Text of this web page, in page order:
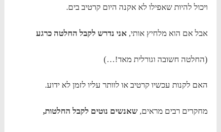
ויכול להיות שאפילו לא אקנה היום קרטיב בים.
אבל אם הוא מלחיץ אותי,אני נדרש לקבל החלטה כרגע
(החלטה חשובה וגורלית מאד!…)
האם לקנות עכשיו קרטיב או לוותר עליו לזמן לא ידוע.
מחקרים רבים מראים,שאנשים נוטים לקבל החלטות,